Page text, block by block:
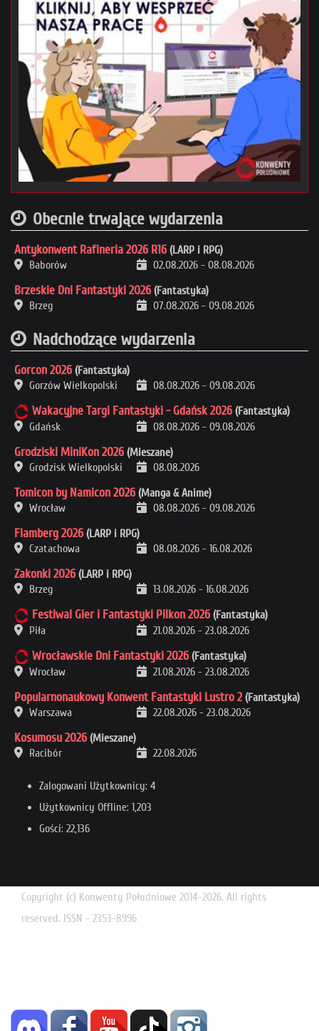
Obecnie trwające wydarzenia
Antykonwent Rafineria 2026 R16 (LARP i RPG)
Baborów
02.08.2026 - 08.08.2026
Brzeskie Dni Fantastyki 2026 (Fantastyka)
Brzeg
07.08.2026 - 09.08.2026
Nadchodzące wydarzenia
Gorcon 2026 (Fantastyka)
Gorzów Wielkopolski
08.08.2026 - 09.08.2026
Wakacyjne Targi Fantastyki - Gdańsk 2026 (Fantastyka)
Gdańsk
08.08.2026 - 09.08.2026
Grodziski MiniKon 2026 (Mieszane)
Grodzisk Wielkopolski
08.08.2026
Tomicon by Namicon 2026 (Manga & Anime)
Wrocław
08.08.2026 - 09.08.2026
Flamberg 2026 (LARP i RPG)
Czatachowa
08.08.2026 - 16.08.2026
Zakonki 2026 (LARP i RPG)
Brzeg
13.08.2026 - 16.08.2026
Festiwal Gier i Fantastyki Pilkon 2026 (Fantastyka)
Piła
21.08.2026 - 23.08.2026
Wrocławskie Dni Fantastyki 2026 (Fantastyka)
Wrocław
21.08.2026 - 23.08.2026
Popularnonaukowy Konwent Fantastyki Lustro 2 (Fantastyka)
Warszawa
22.08.2026 - 23.08.2026
Kosumosu 2026 (Mieszane)
Racibór
22.08.2026
Zalogowani Użytkownicy: 4
Użytkownicy Offline: 1,203
Gości: 22,136
Copyright (c) Konwenty Południowe 2014-2026. All rights
reserved. ISSN - 2353-8996